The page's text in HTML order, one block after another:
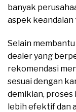
banyak
aspek
Selain
dealer yang
rekomendasi
sesuai dengan
demikian, proses
lebih efektif dan